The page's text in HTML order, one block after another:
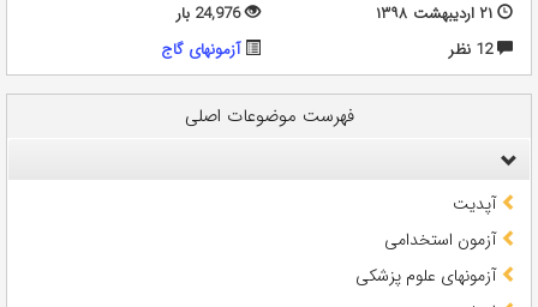
۲۱ اردیبهشت ۱۳۹۸
24,976 بار
12 نظر
آزمونهای گاج
فهرست موضوعات اصلی
آپدیت
آزمون استخدامی
آزمونهای علوم پزشکی